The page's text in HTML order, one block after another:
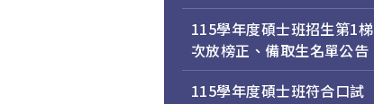
115學年度碩士班招生第1梯
次放榜正、備取生名單公告
115學年度碩士班符合口試